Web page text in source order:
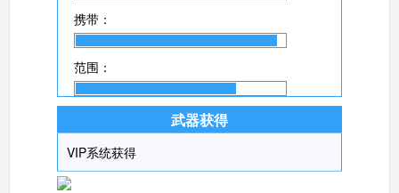
携带：
范围：
武器获得
VIP系统获得